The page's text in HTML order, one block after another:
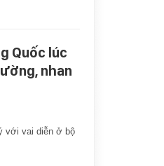
Quốc lúc
nhan
với vai diễn ở bộ